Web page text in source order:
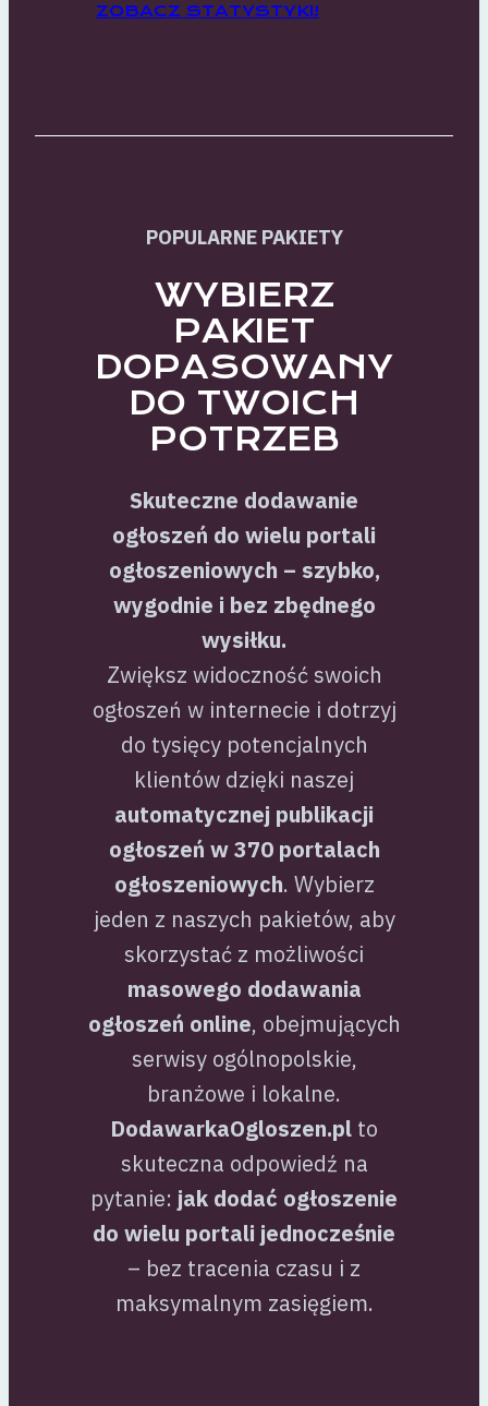
ZOBACZ STATYSTYKI!
POPULARNE PAKIETY
WYBIERZ
PAKIET
DOPASOWANY
DO TWOICH
POTRZEB
Skuteczne dodawanie
ogłoszeń do wielu portali
ogłoszeniowych – szybko,
wygodnie i bez zbędnego
wysiłku.
Zwiększ widoczność swoich
ogłoszeń w internecie i dotrzyj
do tysięcy potencjalnych
klientów dzięki naszej
automatycznej publikacji
ogłoszeń w 370 portalach
ogłoszeniowych. Wybierz
jeden z naszych pakietów, aby
skorzystać z możliwości
masowego dodawania
ogłoszeń online, obejmujących
serwisy ogólnopolskie,
branżowe i lokalne.
DodawarkaOgloszen.pl to
skuteczna odpowiedź na
pytanie: jak dodać ogłoszenie
do wielu portali jednocześnie
– bez tracenia czasu i z
maksymalnym zasięgiem.